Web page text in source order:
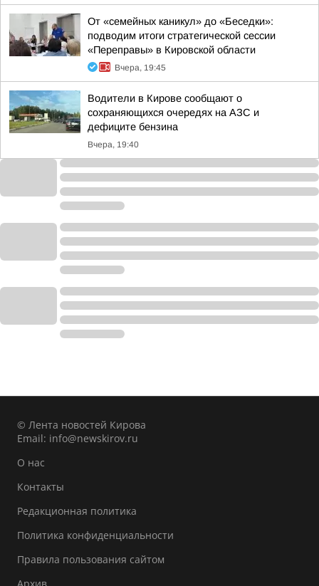
От «семейных каникул» до «Беседки»:
подводим итоги стратегической сессии
«Переправы» в Кировской области
Вчера, 19:45
Водители в Кирове сообщают о
сохраняющихся очередях на АЗС и
дефиците бензина
Вчера, 19:40
© Лента новостей Кирова
Email: info@newskirov.ru
О нас
Контакты
Редакционная политика
Политика конфиденциальности
Правила пользования сайтом